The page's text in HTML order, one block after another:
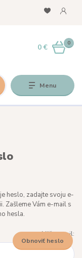
Menu
0
0 €
heslo, zadajte svoju e-
Zašleme Vám e-mail s
hesla.
Váš e-mail:
Obnoviť heslo